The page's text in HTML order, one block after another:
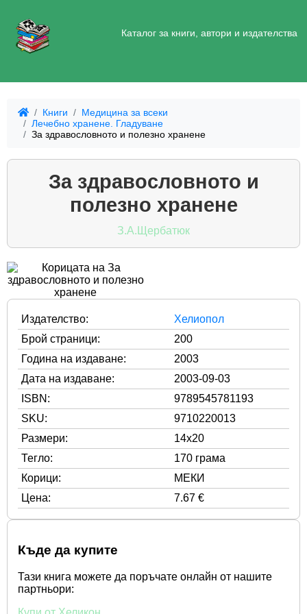
Каталог за книги, автори и издателства
Книги
Медицина за всеки
Лечебно хранене. Гладуване
За здравословното и полезно хранене
За здравословното и
полезно хранене
З.А.Щербатюк
Издателство:
Хелиопол
Брой страници:
200
Година на издаване:
2003
Дата на издаване:
2003-09-03
ISBN:
9789545781193
SKU:
9710220013
Размери:
14x20
Тегло:
170 грама
Корици:
МЕКИ
Цена:
7.67 €
Къде да купите
Тази книга можете да поръчате онлайн от нашите
партньори: